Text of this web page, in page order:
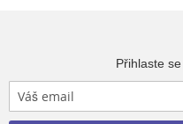
Přihlaste